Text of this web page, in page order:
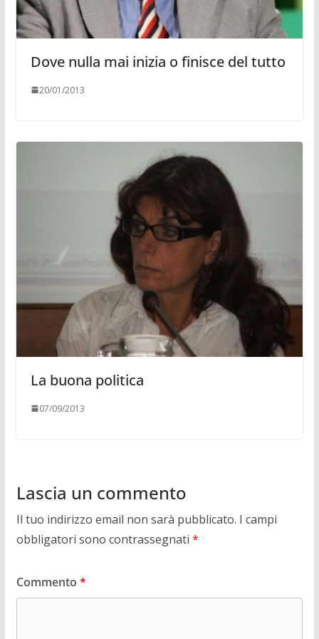
Dove nulla mai inizia o finisce del tutto
20/01/2013
La buona politica
07/09/2013
Lascia un commento
Il tuo indirizzo email non sarà pubblicato. I campi
obbligatori sono contrassegnati *
Commento *